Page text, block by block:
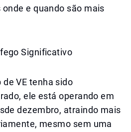
e quando são mais
Significativo
de VE tenha sido
ele está operando em
dezembro, atraindo mais
mesmo sem uma